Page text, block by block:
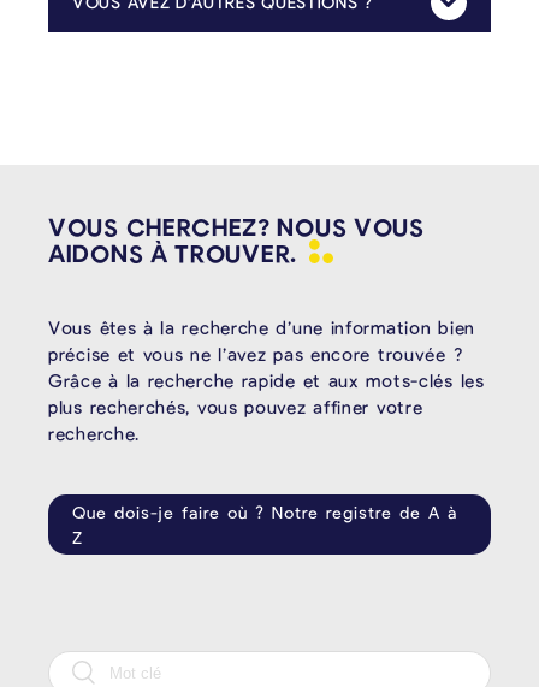
Mehr
VOUS CHERCHEZ? NOUS VOUS
AIDONS ÀTROUVER.
Vous êtes à la recherche d’une information bien
précise et vous ne l’avez pas encore trouvée ?
Grâce à la recherche rapide et aux mots-clés les
plus recherchés, vous pouvez affiner votre
recherche.
Que dois-je faire où ? Notre registre de A à
Z